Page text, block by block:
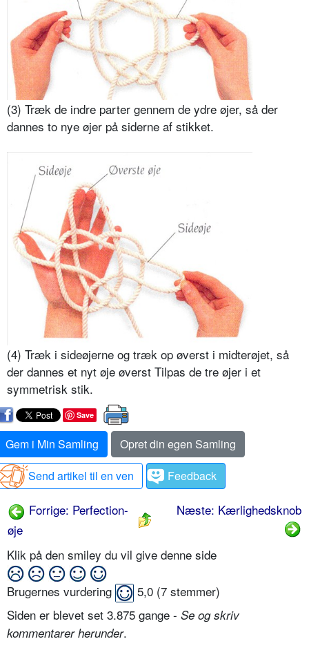
(3) Træk de indre parter gennem de ydre øjer, så der
dannes to nye øjer på siderne af stikket.
(4) Træk i sideøjerne og træk op øverst i midterøjet, så
der dannes et nyt øje øverst Tilpas de tre øjer i et
symmetrisk stik.
Save
Gem i Min Samling
Opret din egen Samling
Send artikel til en ven
Feedback
Forrige: Perfection-
øje
Næste: Kærlighedsknob
Klik på den smiley du vil give denne side
Brugernes vurdering 5,0 (7 stemmer)
Siden er blevet set 3.875 gange - Se og skriv
kommentarer herunder.